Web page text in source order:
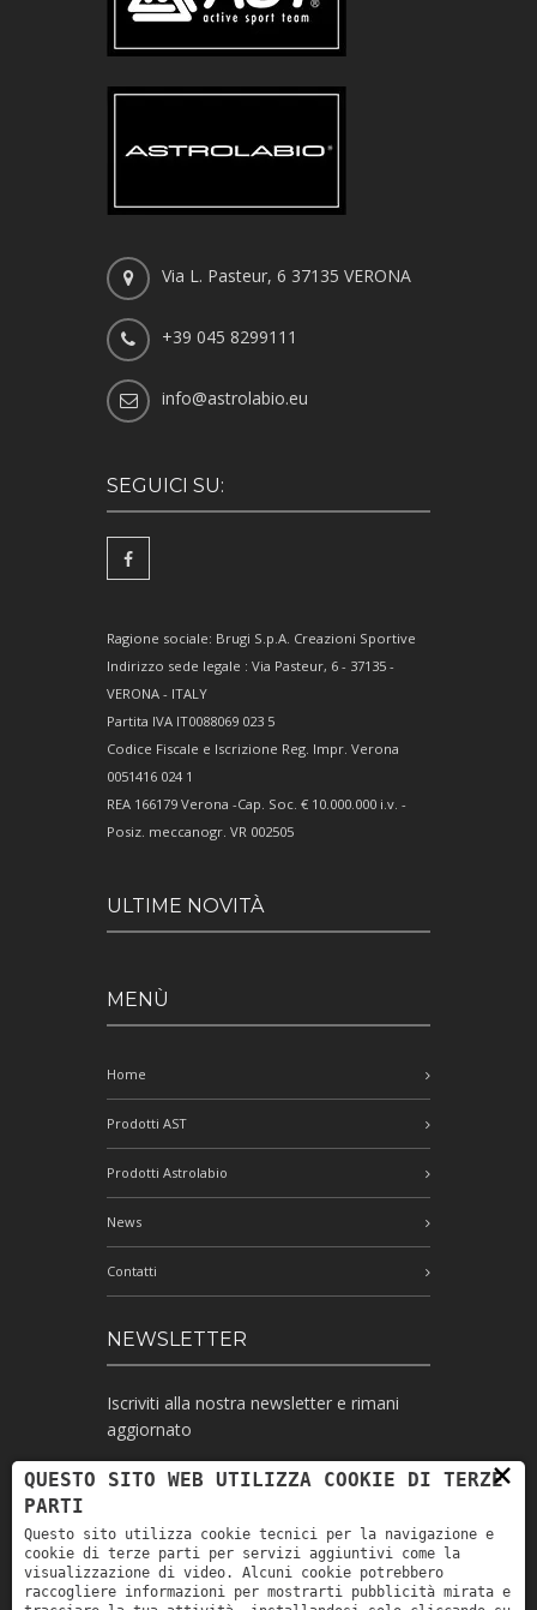
Via L. Pasteur, 6 37135 VERONA
+39 045 8299111
info@astrolabio.eu
SEGUICI SU:
Ragione sociale: Brugi S.p.A. Creazioni Sportive
Indirizzo sede legale : Via Pasteur, 6 - 37135 -
VERONA - ITALY
Partita IVA IT0088069 023 5
Codice Fiscale e Iscrizione Reg. Impr. Verona
0051416 024 1
REA 166179 Verona -Cap. Soc. € 10.000.000 i.v. -
Posiz. meccanogr. VR 002505
ULTIME NOVITÀ
MENÙ
Home
Prodotti AST
Prodotti Astrolabio
News
Contatti
NEWSLETTER
Iscriviti alla nostra newsletter e rimani
aggiornato
Ho letto l'informativa e autorizzo il
trattamento dei miei dati personali per le
finalità ivi indicate *
×
QUESTO SITO WEB UTILIZZA COOKIE DI TERZE
PARTI
Questo sito utilizza cookie tecnici per la navigazione e
cookie di terze parti per servizi aggiuntivi come la
visualizzazione di video. Alcuni cookie potrebbero
raccogliere informazioni per mostrarti pubblicità mirata e